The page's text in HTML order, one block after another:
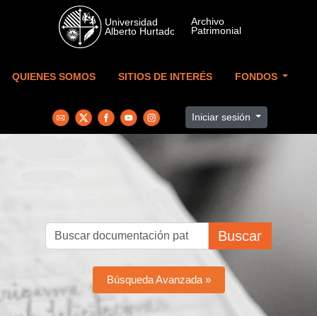
Skip to main content
QUIENES SOMOS SITIOS DE INTERÉS FONDOS
Iniciar sesión
Buscar
Búsqueda Avanzada »